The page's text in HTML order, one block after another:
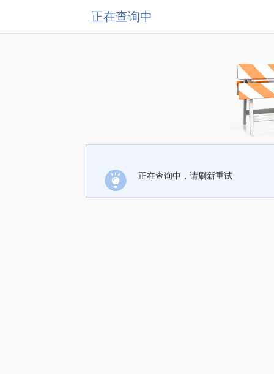
正在查询中
正在查询中，请刷新重试